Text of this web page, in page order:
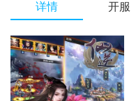
详情 开服